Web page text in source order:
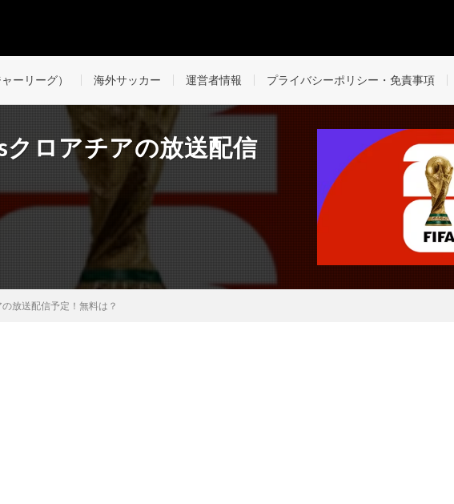
ーリーグ） 海外サッカー 運営者情報 プライバシーポリシー・免責事項
クロアチアの放送配信
放送配信予定！無料は？